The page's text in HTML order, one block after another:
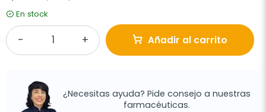
En stock
Añadir al carrito
¿Necesitas ayuda? Pide consejo a nuestras
farmacéuticas.